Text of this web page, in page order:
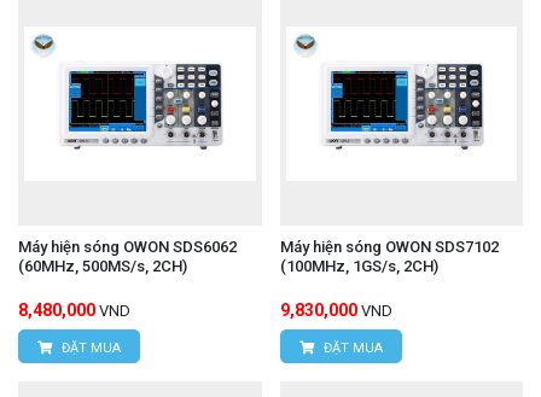
Máy hiện sóng OWON SDS6062
(60MHz, 500MS/s, 2CH)
8,480,000 VND
ĐẶT MUA
Máy hiện sóng OWON SDS7102
(100MHz, 1GS/s, 2CH)
9,830,000 VND
ĐẶT MUA